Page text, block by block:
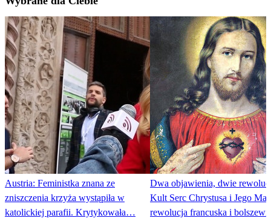
Austria: Feministka znana ze
zniszczenia krzyża wystąpiła w
katolickiej parafii. Krytykowała…
Dwa objawienia, dwie
Kult Serc Chrystusa i Jego
rewolucja francuska i